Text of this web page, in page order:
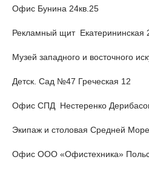
Офис Бунина 24кв.25
Рекламный щит Екатерининская
Музей западного и восточного
Детск. Сад №47 Греческая 12
Офис СПД Нестеренко
Экипаж и столовая Средней
Офис ООО «Офистехника»